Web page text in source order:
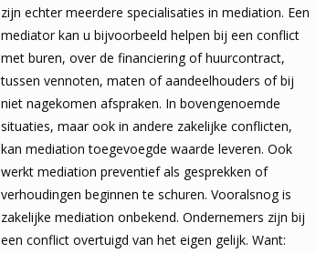
zijn echter meerdere specialisaties in mediation. Een
mediator kan u bijvoorbeeld helpen bij een conflict
met buren, over de financiering of huurcontract,
tussen vennoten, maten of aandeelhouders of bij
niet nagekomen afspraken. In bovengenoemde
situaties, maar ook in andere zakelijke conflicten,
kan mediation toegevoegde waarde leveren. Ook
werkt mediation preventief als gesprekken of
verhoudingen beginnen te schuren. Vooralsnog is
zakelijke mediation onbekend. Ondernemers zijn bij
een conflict overtuigd van het eigen gelijk. Want: